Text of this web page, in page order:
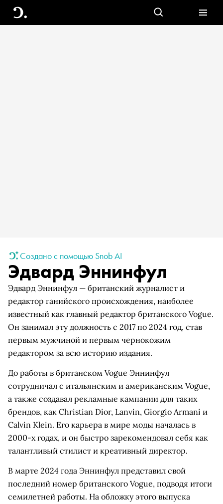
Создано с помощью Snob AI
Эдвард Эннинфул
Эдвард Эннинфул — британский журналист и
редактор ганийского происхождения, наиболее
известный как главный редактор британского Vogue.
Он занимал эту должность с 2017 по 2024 год, став
первым мужчиной и первым чернокожим
редактором за всю историю издания.
До работы в британском Vogue Эннинфул
сотрудничал с итальянским и американским Vogue,
а также создавал рекламные кампании для таких
брендов, как Christian Dior, Lanvin, Giorgio Armani и
Calvin Klein. Его карьера в мире моды началась в
2000-х годах, и он быстро зарекомендовал себя как
талантливый стилист и креативный директор.
В марте 2024 года Эннинфул представил свой
последний номер британского Vogue, подводя итоги
семилетней работы. На обложку этого выпуска